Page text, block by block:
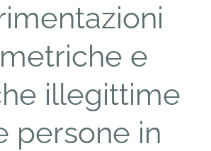
e
illegittime
persone in